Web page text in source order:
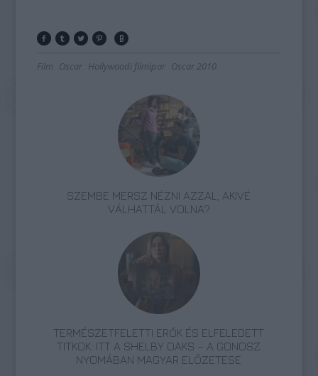
Film Oscar Hollywoodi filmipar Oscar 2010
SZEMBE MERSZ NÉZNI AZZAL, AKIVÉ
VÁLHATTÁL VOLNA?
TERMÉSZETFELETTI ERŐK ÉS ELFELEDETT
TITKOK: ITT A SHELBY OAKS – A GONOSZ
NYOMÁBAN MAGYAR ELŐZETESE